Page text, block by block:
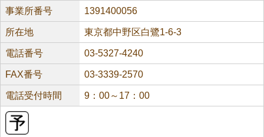
事業所番号 1391400056
所在地 東京都中野区白鷺1-6-3
電話番号 03-5327-4240
FAX番号 03-3339-2570
電話受付時間 9：00～17：00